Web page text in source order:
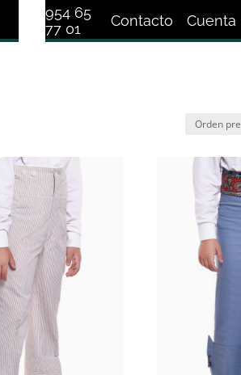
954 65
77 01
Contacto Cuenta